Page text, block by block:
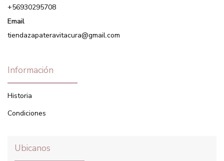
+56930295708
Email
tiendazapateravitacura@gmail.com
Información
Historia
Condiciones
Ubicanos